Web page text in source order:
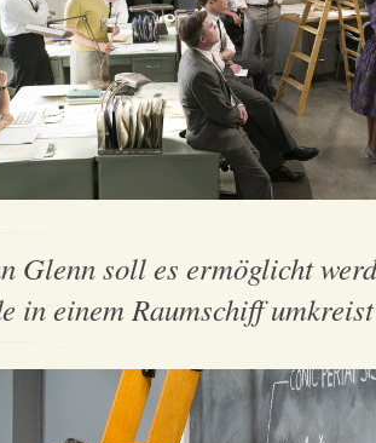
Glenn soll es ermöglicht
in einem Raumschiff